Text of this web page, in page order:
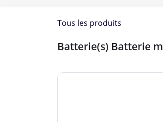
Tous les produits
Batterie(s) Batterie